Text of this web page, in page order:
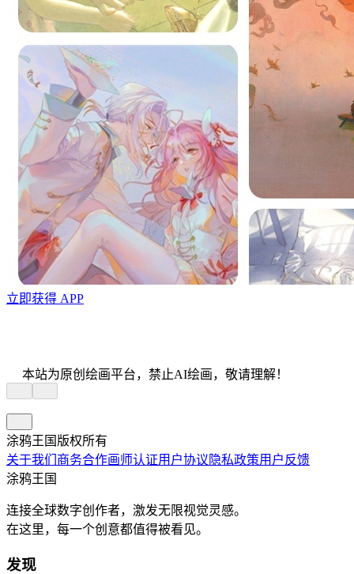
立即获得 APP
本站为原创绘画平台，禁止AI绘画，敬请理解！
涂鸦王国版权所有
关于我们 商务合作画师认证用户协议 隐私政策用户反馈
涂鸦王国
连接全球数字创作者，激发无限视觉灵感。
在这里，每一个创意都值得被看见。
发现